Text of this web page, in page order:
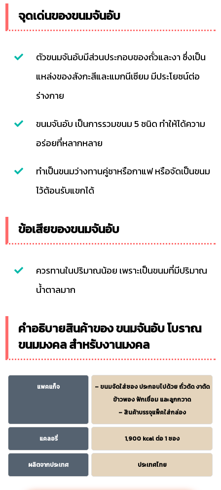
จุดเด่นของขนมจันอับ
ตัวขนมจันอับมีส่วนประกอบของถั่วและงา ซึ่งเป็น
แหล่งของสังกะสีและแมกนีเซียม มีประโยชน์ต่อ
ร่างกาย
ขนมจันอับ เป็นการรวมขนม 5 ชนิด ทำให้ได้ความ
อร่อยที่หลากหลาย
ทำเป็นขนมว่างทานคู่ชาหรือกาแฟ หรือจัดเป็นขนม
ไว้ต้อนรับแขกได้
ข้อเสียของขนมจันอับ
ควรทานในปริมาณน้อย เพราะเป็นขนมที่มีปริมาณ
น้ำตาลมาก
คำอธิบายสินค้าของ ขนมจันอับ โบราณ
ขนมมงคล สำหรับงานมงคล
แพคแก็จ
– ขนมจัดใส่ซอง ประกอบไปด้วย ถั่วตัด งาตัด
ข้าวพอง ฟักเชื่อม และลูกกวาด
– สินค้าบรรจุแพ็คใส่กล่อง
แคลอรี่ 1,900 kcal ต่อ 1 ซอง
ผลิตจากประเทศ ประเทศไทย